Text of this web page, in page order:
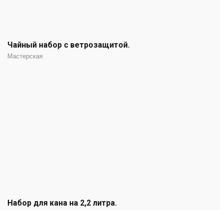
Чайный набор с ветрозащитой.
Мастерская
Набор для кана на 2,2 литра.